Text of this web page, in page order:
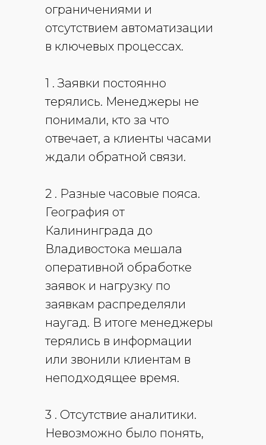
ограничениями и
отсутствием автоматизации
в ключевых процессах.
1 . Заявки постоянно
терялись. Менеджеры не
понимали, кто за что
отвечает, а клиенты часами
ждали обратной связи.
2 . Разные часовые пояса.
География от
Калининграда до
Владивостока мешала
оперативной обработке
заявок и нагрузку по
заявкам распределяли
наугад. В итоге менеджеры
терялись в информации
или звонили клиентам в
неподходящее время.
3 . Отсутствие аналитики.
Невозможно было понять,